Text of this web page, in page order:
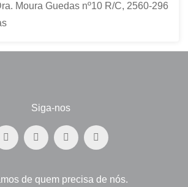
Moura Guedas nº10 R/C, 2560-296
Siga-nos
de quem precisa de nós.